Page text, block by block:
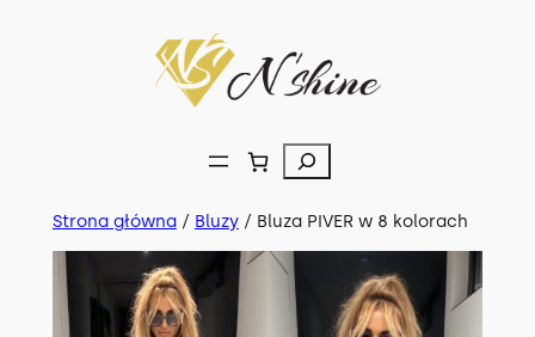
Szukaj
Strona główna/ Bluzy/ Bluza PIVER w 8 kolorach